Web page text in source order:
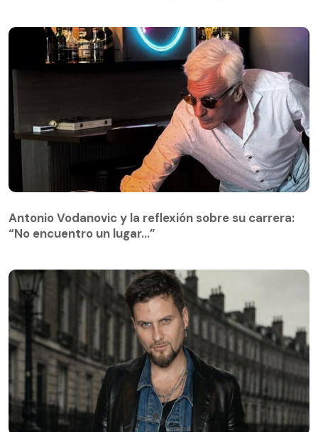
Antonio Vodanovic y la reflexión sobre su carrera:
“No encuentro un lugar…”